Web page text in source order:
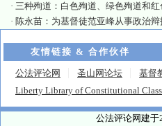
· 三种殉道：白色殉道、绿色殉道和
· 陈永苗：为基督徒范亚峰从事政治辩
友情链接 & 合作伙伴
公法评论网 圣山网论坛 基督
Liberty Library of Constitutional
公法评论网建